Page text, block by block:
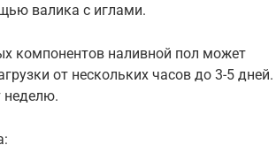
валика с иглами.
компонентов наливной пол может
от нескольких часов до 3-5 дней.
неделю.